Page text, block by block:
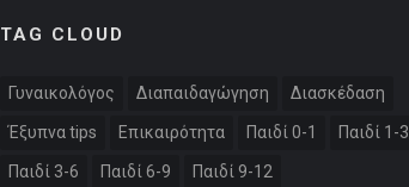
TAG CLOUD
Γυναικολόγος Διαπαιδαγώγηση Διασκέδαση
Έξυπνα tips Επικαιρότητα Παιδί 0-1 Παιδί 1-3
Παιδί 3-6 Παιδί 6-9 Παιδί 9-12